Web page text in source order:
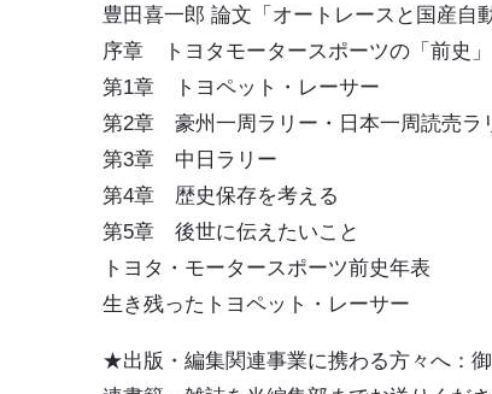
豊田喜一郎 論文「オートレースと国産自
序章 トヨタモータースポーツの「前史」
第1章 トヨペット・レーサー
第2章 豪州一周ラリー・日本一周読売ラ
第3章 中日ラリー
第4章 歴史保存を考える
第5章 後世に伝えたいこと
トヨタ・モータースポーツ前史年表
生き残ったトヨペット・レーサー
★出版・編集関連事業に携わる方々へ ：